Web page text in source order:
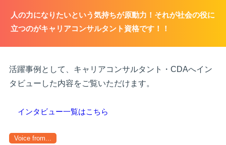
人の力になりたいという気持ちが原動力！それが社会の役に
立つのがキャリアコンサルタント資格です！！
活躍事例として、キャリアコンサルタント・CDAへイン
タビューした内容をご覧いただけます。
インタビュー一覧はこちら
Voice from...